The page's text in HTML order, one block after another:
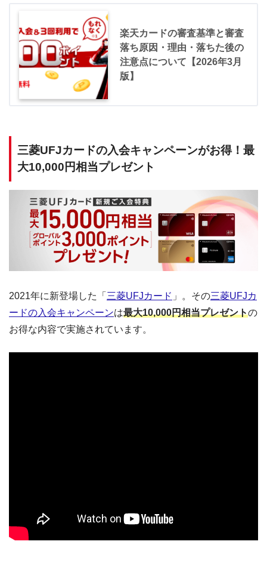
楽天カードの審査基準と審査
落ち原因・理由・落ちた後の
注意点について【2026年3月
版】
三菱UFJカードの入会キャンペーンがお得！最
大10,000円相当プレゼント
2021年に新登場した「 三菱UFJカード 」。その三菱UFJカ
ードの入会キャンペーンは最大10,000円相当プレゼントの
お得な内容で実施されています。